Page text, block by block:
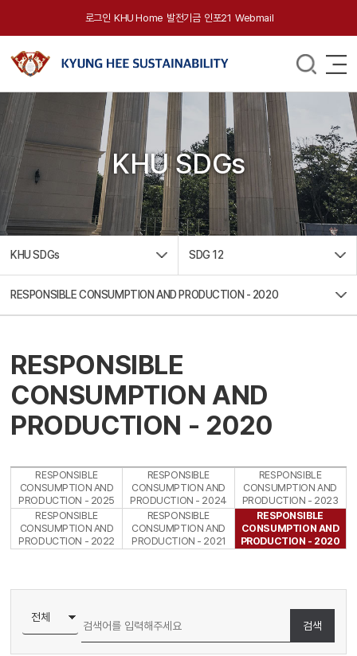
로그인 KHU Home 발전기금 인포21 Webmail
KHU SDGs
KHU SDGs SDG 12
RESPONSIBLE CONSUMPTION AND PRODUCTION - 2020
RESPONSIBLE
CONSUMPTION AND
PRODUCTION - 2020
RESPONSIBLE
CONSUMPTION AND
PRODUCTION - 2025
RESPONSIBLE
CONSUMPTION AND
PRODUCTION - 2024
RESPONSIBLE
CONSUMPTION AND
PRODUCTION - 2023
RESPONSIBLE
CONSUMPTION AND
PRODUCTION - 2022
RESPONSIBLE
CONSUMPTION AND
PRODUCTION - 2021
RESPONSIBLE
CONSUMPTION AND
PRODUCTION - 2020
검색